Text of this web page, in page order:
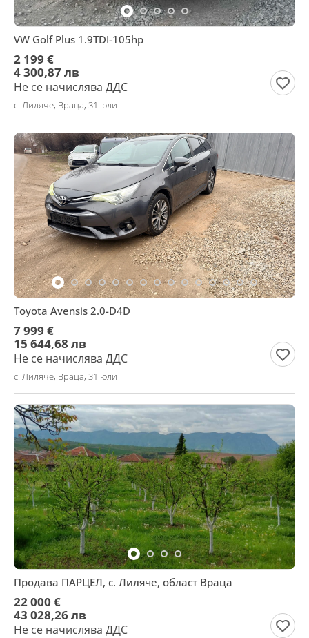
VW Golf Plus 1.9TDI-105hp
2 199 €
4 300,87 лв
Не се начислява ДДС
с. Лиляче, Враца, 31 юли
Toyota Avensis 2.0-D4D
7 999 €
15 644,68 лв
Не се начислява ДДС
с. Лиляче, Враца, 31 юли
Продава ПАРЦЕЛ, с. Лиляче, област Враца
22 000 €
43 028,26 лв
Не се начислява ДДС